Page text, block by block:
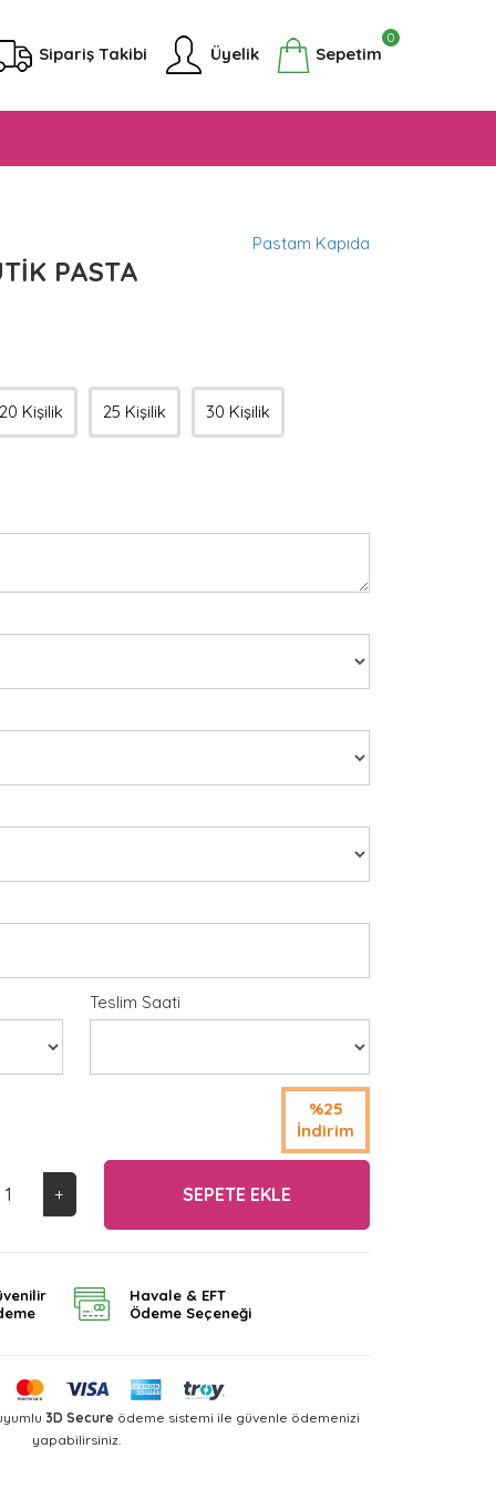
Sipariş Takibi Üyelik Sepetim
0
Pastam Kapıda
PASTA
20 Kişilik 25 Kişilik 30 Kişilik
Teslim Saati
%25
İndirim
+ SEPETE EKLE
Havale & EFT
Ödeme Seçeneği
3D Secure ödeme sistemi ile güvenle ödemenizi
yapabilirsiniz.